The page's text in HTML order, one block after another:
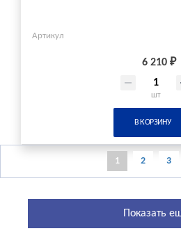
Артикул
6 210 ₽
шт
В КОРЗИНУ
1 2 3
Показать